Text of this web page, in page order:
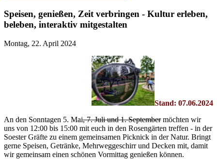
Speisen, genießen, Zeit verbringen - Kultur erleben,
beleben, interaktiv mitgestalten
Montag, 22. April 2024
Stand: 07.06.2024
An den Sonntagen 5. Mai, 7. Juli und 1. Septembermöchten wir
uns von 12:00 bis 15:00 mit euch in den Rosengärten treffen - in der
Soester Gräfte zu einem gemeinsamen Picknick in der Natur. Bringt
gerne Speisen, Getränke, Mehrweggeschirr und Decken mit, damit
wir gemeinsam einen schönen Vormittag genießen können.